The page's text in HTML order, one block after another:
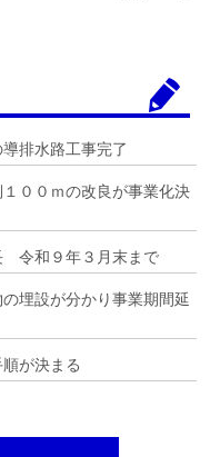
排水路工事完了
１００ｍの改良が事業化決
令和９年３月末まで
埋設が分かり事業期間延
が決まる